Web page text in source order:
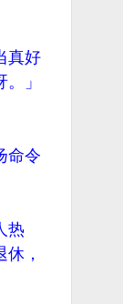
真好
」
命令
热
，